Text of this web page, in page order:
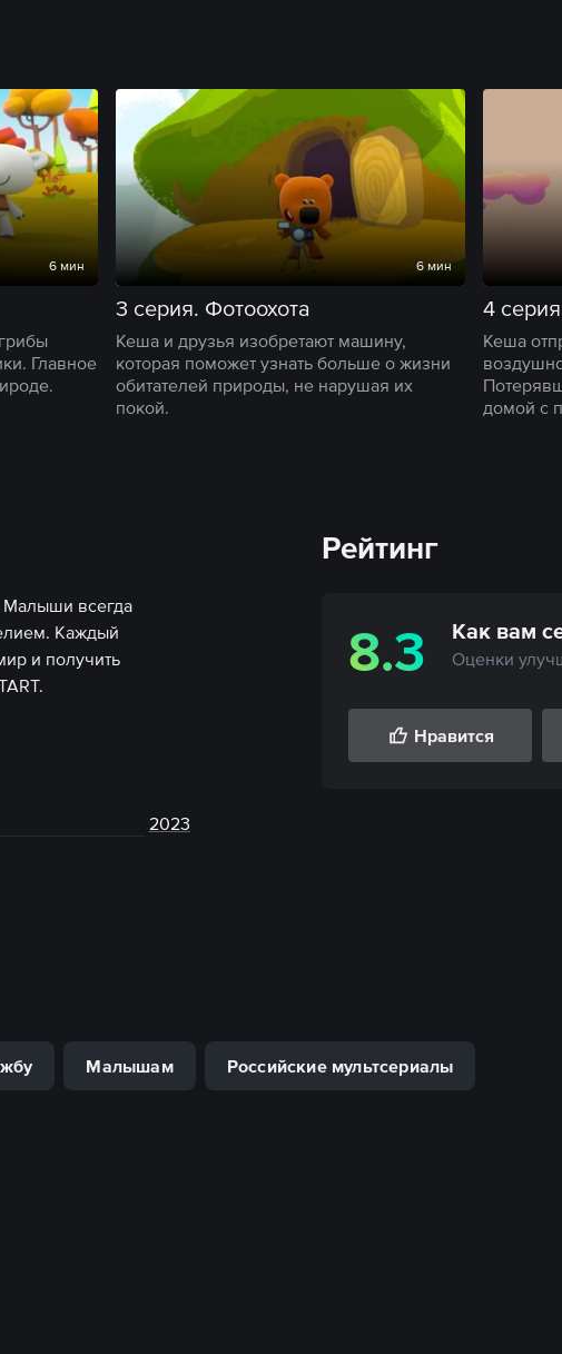
6 мин
Главное
6 мин
3 серия. Фотоохота
Кеша и друзья изобретают машину,
которая поможет узнать больше о жизни
обитателей природы, не нарушая их
покой.
4
Кеша
домой с
Малыши всегда
Каждый
и получить
2023
Рейтинг
8.3 Как вам
Оценки
Нравится
Малышам Российские мультсериалы